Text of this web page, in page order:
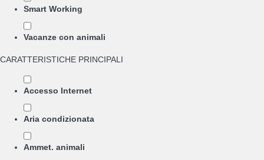
Smart Working
Vacanze con animali
CARATTERISTICHE PRINCIPALI
Accesso Internet
Aria condizionata
Ammet. animali